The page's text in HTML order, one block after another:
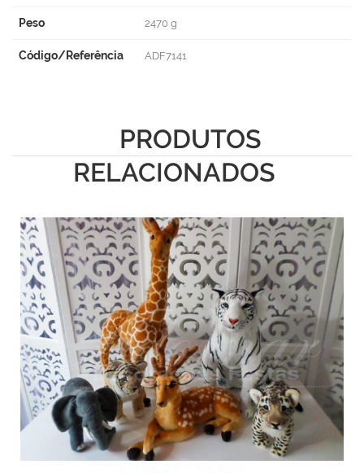
Peso 2470 g
Código/Referência ADF7141
PRODUTOS
RELACIONADOS